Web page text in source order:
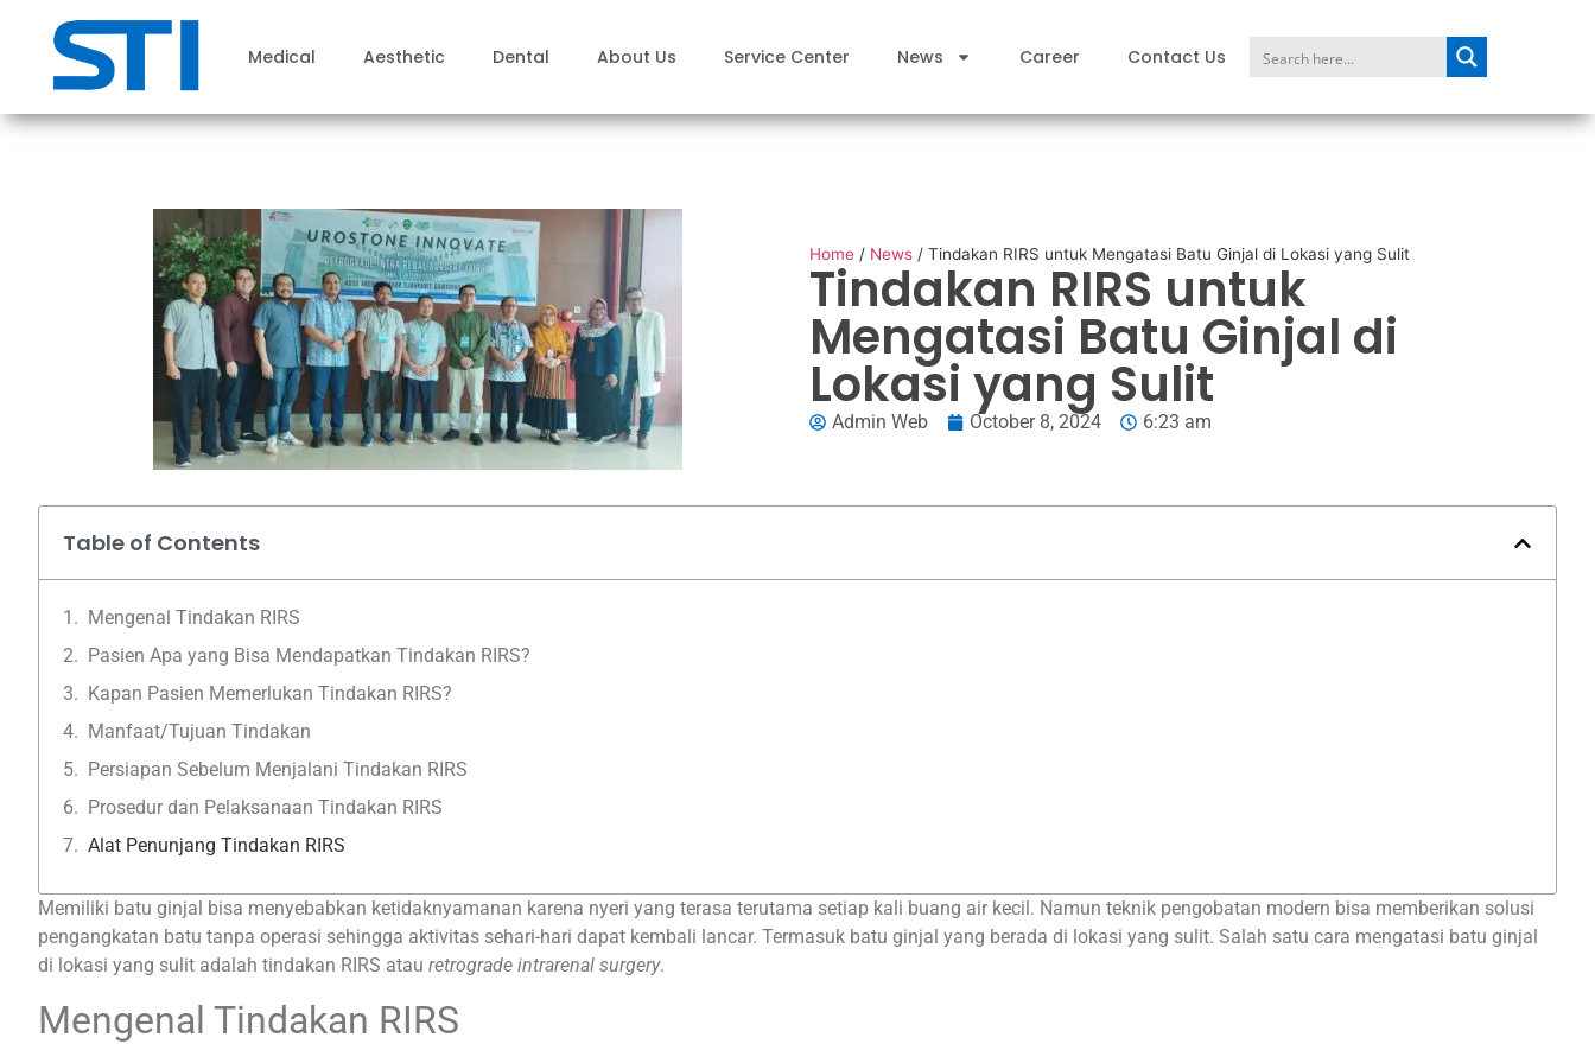
Medical Aesthetic Dental About Us Service Center News Career Contact Us
Home / News / Tindakan RIRS untuk Mengatasi Batu Ginjal di Lokasi yang Sulit
Tindakan RIRS untuk
Mengatasi Batu Ginjal di
Lokasi yang Sulit
Admin Web October 8, 2024 6:23 am
Table of Contents
Mengenal Tindakan RIRS
Pasien Apa yang Bisa Mendapatkan Tindakan RIRS?
Kapan Pasien Memerlukan Tindakan RIRS?
Manfaat/Tujuan Tindakan
Persiapan Sebelum Menjalani Tindakan RIRS
Prosedur dan Pelaksanaan Tindakan RIRS
Alat Penunjang Tindakan RIRS
Memiliki batu ginjal bisa menyebabkan ketidaknyamanan karena nyeri yang terasa terutama setiap kali buang air kecil. Namun teknik pengobatan modern bisa memberikan solusi
pengangkatan batu tanpa operasi sehingga aktivitas sehari-hari dapat kembali lancar. Termasuk batu ginjal yang berada di lokasi yang sulit. Salah satu cara mengatasi batu ginjal
di lokasi yang sulit adalah tindakan RIRS atau retrograde intrarenal surgery.
Mengenal Tindakan RIRS